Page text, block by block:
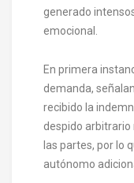
generado
emocional.
En primera
demanda,
recibido la
despido
las partes, por lo
autónomo